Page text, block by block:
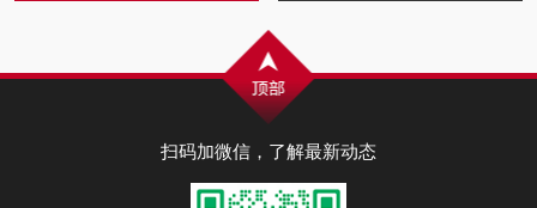
扫码加微信，了解最新动态